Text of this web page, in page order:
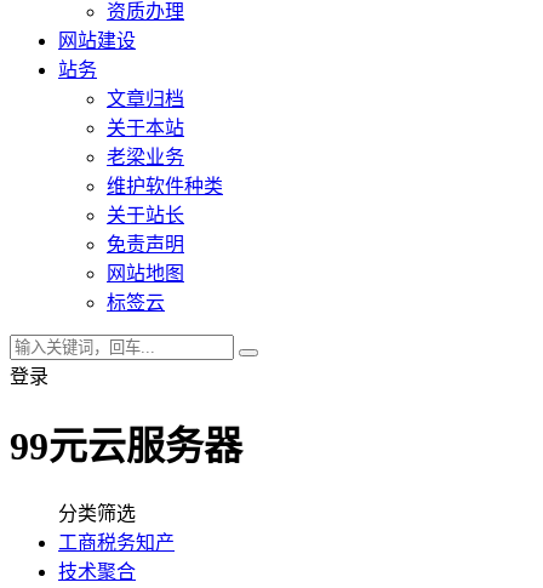
资质办理
网站建设
站务
文章归档
关于本站
老梁业务
维护软件种类
关于站长
免责声明
网站地图
标签云
登录
99元云服务器
分类筛选
工商税务知产
技术聚合